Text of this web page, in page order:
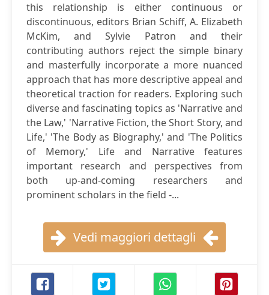
this relationship is either continuous or
discontinuous, editors Brian Schiff, A. Elizabeth
McKim, and Sylvie Patron and their
contributing authors reject the simple binary
and masterfully incorporate a more nuanced
approach that has more descriptive appeal and
theoretical traction for readers. Exploring such
diverse and fascinating topics as 'Narrative and
the Law,' 'Narrative Fiction, the Short Story, and
Life,' 'The Body as Biography,' and 'The Politics
of Memory,' Life and Narrative features
important research and perspectives from
both up-and-coming researchers and
prominent scholars in the field -...
Vedi maggiori dettagli